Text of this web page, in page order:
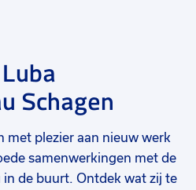
Schagen
met plezier aan nieuw werk
samenwerkingen met de
in de buurt. Ontdek wat zij te